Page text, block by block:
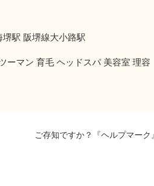
駅 阪堺線大小路駅
ーマン 育毛 ヘッドスパ 美容室 理容
ご存知ですか？『ヘルプマーク